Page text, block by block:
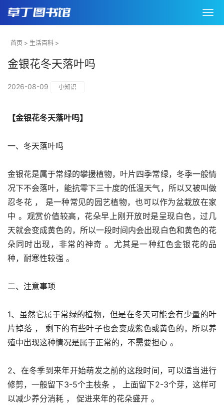
首页 > 生活百科 >
金银花冬天落叶吗
2026-08-09 小知识
【金银花冬天落叶吗】
一、冬天落叶吗
金银花是属于常绿的攀援植物，叶片四季常绿，冬季一般情
况下不会落叶，能抗零下三十度的低温天气，所以又被叫做
忍冬花 ， 是一种常见的园艺植物，也可以作为盆栽放在家
中 。观赏价值较高，花朵早上刚开放时是呈现白色，过几
天就会变成黄色的，所以一段时间内会出现白色和黄色的花
朵同时出现，非常的神奇 。尤其是一种红色金银花的品
种，耐寒性较强 。
二、注意事项
1、虽然它属于常绿的植物，但是在冬天可能会有少量的叶
片掉落 ， 剩下的有些叶子也会变成紫色或黄色的，所以养
殖中出现这种情况是属于正常的，不需要担心 。
2、在冬季到来年开始萌发之前的这段时间，可以适当进行
修剪，一般留下3-5个主枝条 ， 上面留下2-3个芽，这样可
以减少养分消耗 ， 促进来年的花朵盛开 。